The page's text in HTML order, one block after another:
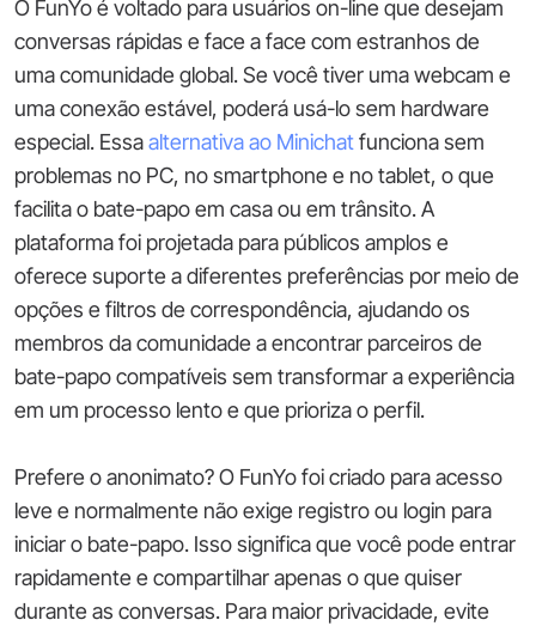
O FunYo é voltado para usuários on-line que desejam
conversas rápidas e face a face com estranhos de
uma comunidade global. Se você tiver uma webcam e
uma conexão estável, poderá usá-lo sem hardware
especial. Essaalternativa ao Minichatfunciona sem
problemas no PC, no smartphone e no tablet, o que
facilita o bate-papo em casa ou em trânsito. A
plataforma foi projetada para públicos amplos e
oferece suporte a diferentes preferências por meio de
opções e filtros de correspondência, ajudando os
membros da comunidade a encontrar parceiros de
bate-papo compatíveis sem transformar a experiência
em um processo lento e que prioriza o perfil.
Prefere o anonimato? O FunYo foi criado para acesso
leve e normalmente não exige registro ou login para
iniciar o bate-papo. Isso significa que você pode entrar
rapidamente e compartilhar apenas o que quiser
durante as conversas. Para maior privacidade, evite